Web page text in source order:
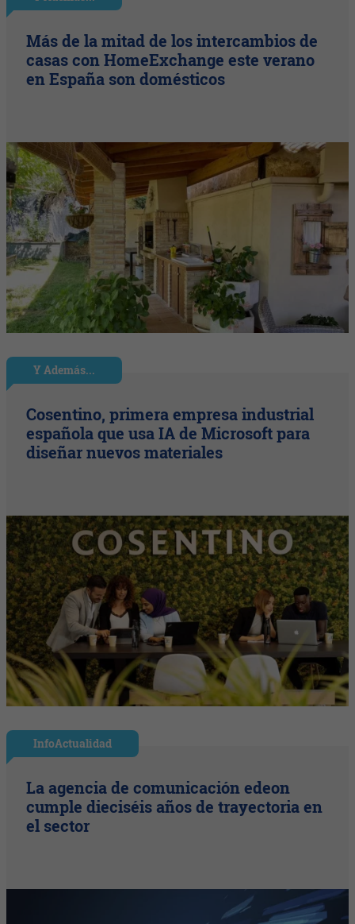
Más de la mitad de los intercambios de
casas con HomeExchange este verano
en España son domésticos
Y Además...
Cosentino, primera empresa industrial
española que usa IA de Microsoft para
diseñar nuevos materiales
InfoActualidad
La agencia de comunicación edeon
cumple dieciséis años de trayectoria en
el sector